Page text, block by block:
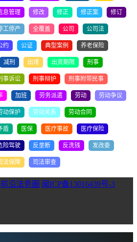
息管理 修改 修正 修正案 修订
工停产 全覆盖 公司 公司法
约 公证 典型案例 养老保险
减刑 出境 出资期限 刑事
事诉讼 刑事辩护 刑事附带民事
加班 劳务派遣 劳动 劳动争议
动保护 劳动关系 劳动合同
盾 医保 医疗事故 医疗保险
险驾驶 反垄断 反洗钱 发改委
法保障 司法审查
前沿法务圈 闽ICP备13016439号-3